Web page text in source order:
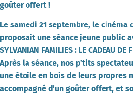
goûter offert !
Le samedi 21 septembre, le cinéma
proposait une séance jeune public
SYLVANIAN FAMILIES : LE CADEAU DE
Après la séance, nos p’tits
une étoile en bois de leurs propres
accompagné d’un goûter offert, et